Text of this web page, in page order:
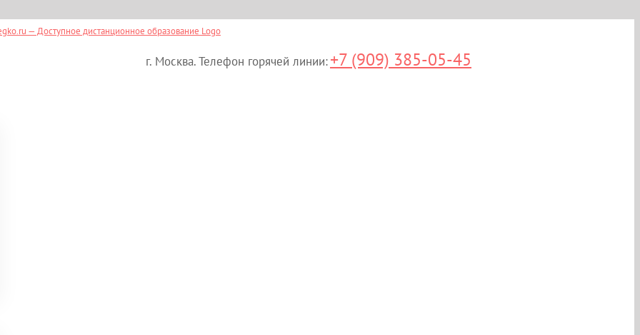
г. Москва. Телефон горячей линии:+7 (909) 385-05-45